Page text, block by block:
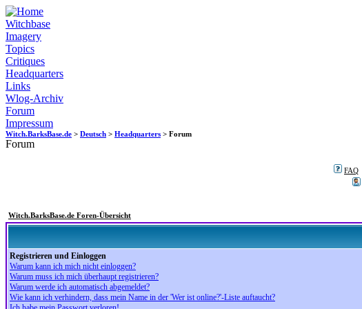
Witchbase
Imagery
Topics
Critiques
Headquarters
Links
Wlog-Archiv
Forum
Impressum
Witch.BarksBase.de > Deutsch > Headquarters > Forum
Forum
FAQ
Witch.BarksBase.de Foren-Übersicht
Registrieren und Einloggen
Warum kann ich mich nicht einloggen?
Warum muss ich mich überhaupt registrieren?
Warum werde ich automatisch abgemeldet?
Wie kann ich verhindern, dass mein Name in der 'Wer ist online?'-Liste auftaucht?